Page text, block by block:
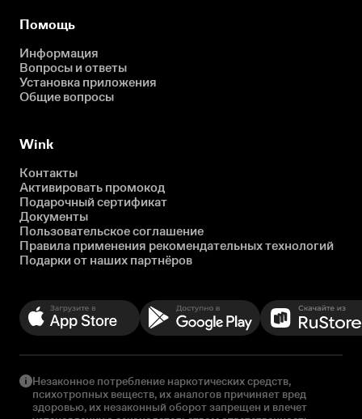
Помощь
Информация
Вопросы и ответы
Установка приложения
Общие вопросы
Wink
Контакты
Активировать промокод
Подарочный сертификат
Документы
Пользовательское соглашение
Правила применения рекомендательных технологий
Подарки от наших партнёров
Незаконное потребление наркотических средств,
психотропных веществ, их аналогов причиняет вред
здоровью, их незаконный оборот запрещен и влечет